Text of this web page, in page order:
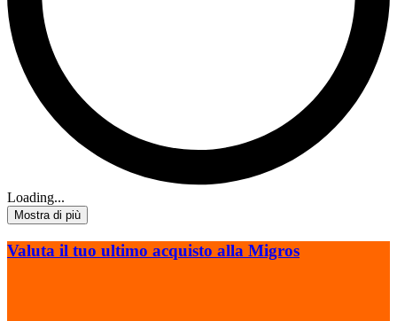
Loading...
Mostra di più
Valuta il tuo ultimo acquisto alla Migros